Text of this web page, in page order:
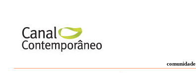
comunidade